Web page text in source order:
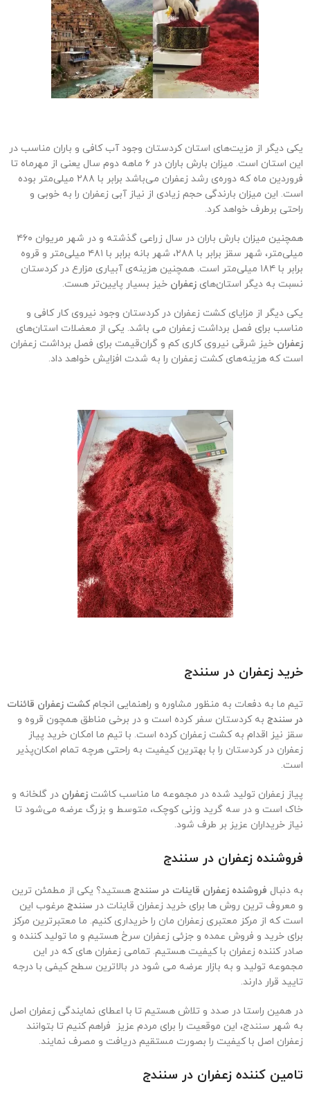
یکی دیگر از مزیت‌های استان کردستان وجود ‌آب کافی و باران مناسب در
این استان است. میزان بارش باران در ۶ ماهه دوم سال یعنی از مهرماه تا
فروردین ماه که دوره‌ی رشد زعفران می‌باشد برابر با ۲۸۸ میلی‌متر بوده
است. این میزان بارندگی حجم زیادی از نیاز آبی زعفران را به خوبی و
راحتی برطرف خواهد کرد.
همچنین میزان بارش باران در سال زراعی گذشته و در شهر مریوان ۴۶۰
میلی‌متر، شهر سقز برابر با ۲۸۸، شهر بانه برابر با ۴۸۱ میلی‌متر و قروه
برابر با ۱۸۴ میلی‌متر است. همچنین هزینه‌‌ی آبیاری مزارع در کردستان
نسبت به دیگر استان‌های زعفران خیز بسیار پایین‌تر هست.
یکی دیگر از مزایای کشت زعفران در کردستان وجود نیروی کار کافی و
مناسب برای فصل برداشت زعفران می باشد. یکی از معضلات استان‌های
زعفران خیز شرقی نیروی کاری کم و گران‌قیمت برای فصل برداشت زعفران
است که هزینه‌های کشت زعفران را به شدت افزایش خواهد داد.
خرید زعفران در سنندج
تیم ما به دفعات به منظور مشاوره و راهنمایی انجامکشت زعفران قائنات
در سنندج به کردستان سفر کرده است و در برخی مناطق همچون قروه و
سقز نیز اقدام به کشت زعفران کرده است. با تیم ما امکان خرید پیاز
زعفران در کردستان را با بهترین کیفیت به راحتی هرچه تمام امکان‌پذیر
است.
پیاز زعفران تولید شده در مجموعه ما مناسب کاشت زعفران در گلخانه و
خاک است و در سه گرید وزنی کوچک، متوسط و بزرگ عرضه می‌شود تا
نیاز خریداران عزیز بر طرف شود.
فروشنده زعفران در سنندج
به دنبال فروشنده زعفران قاینات در سنندج هستید؟ یکی از مطمئن ترین
و معروف ترین روش ها برای خرید زعفران قاینات در سنندج مرغوب این
است که از مرکز معتبری زعفران مان را خریداری کنیم. ما معتبرترین مرکز
برای خرید و فروش عمده و جزئی زعفران سرخ هستیم و ما تولید کننده و
صادر کننده زعفران با کیفیت هستیم. تمامی زعفران های که در این
مجموعه تولید و به بازار عرضه می شود در بالاترین سطح کیفی با درجه
تایید قرار دارند.
در همین راستا در صدد و تلاش هستیم تا با اعطای نمایندگی زعفران اصل
به شهر سنندج، این موقعیت را برای مردم عزیز فراهم کنیم تا بتوانند
زعفران اصل با کیفیت را بصورت مستقیم دریافت و مصرف نمایند.
تامین کننده زعفران در سنندج